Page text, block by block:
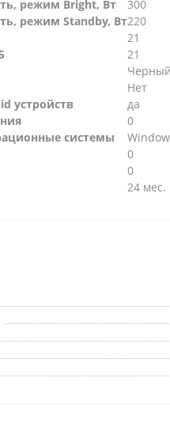
режим Bright, Вт
300
режим Standby, Вт220
21
21
Черный
Нет
устройств
да
0
системы
0
0
24 мес.